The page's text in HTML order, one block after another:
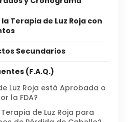
Terapia de Luz Roja con
Secundarios
(F.A.Q.)
Luz Roja está Aprobada o
la FDA?
de Luz Roja para